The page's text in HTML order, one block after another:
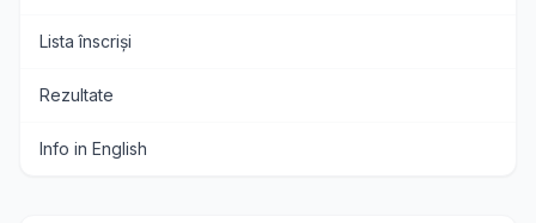
Lista înscriși
Rezultate
Info in English